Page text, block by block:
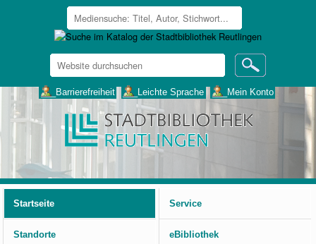
Website
durchsuchen
___Barrierefreiheit ___Leichte Sprache ___Mein Konto
Startseite
Service
Standorte eBibliothek